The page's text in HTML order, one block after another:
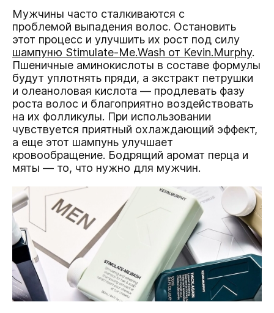
Мужчины часто сталкиваются с
проблемой выпадения волос. Остановить
этот процесс и улучшить их рост под силу
шампуню Stimulate-Me.Wash от Kevin.Murphy.
Пшеничные аминокислоты в составе формулы
будут уплотнять пряди, а экстракт петрушки
и олеаноловая кислота — продлевать фазу
роста волос и благоприятно воздействовать
на их фолликулы. При использовании
чувствуется приятный охлаждающий эффект,
а еще этот шампунь улучшает
кровообращение. Бодрящий аромат перца и
мяты — то, что нужно для мужчин.